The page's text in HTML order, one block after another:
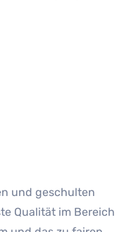
und geschulten
Qualität im Bereich